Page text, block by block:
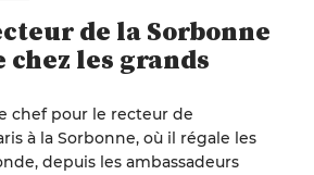
de la Sorbonne
chez les grands
chef pour le recteur de
à la Sorbonne, où il régale les
depuis les ambassadeurs